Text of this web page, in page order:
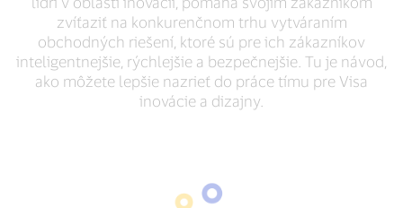
zvíťaziť na konkurenčnom trhu vytváraním
obchodných riešení, ktoré sú pre ich zákazníkov
inteligentnejšie, rýchlejšie a bezpečnejšie. Tu je návod,
ako môžete lepšie nazrieť do práce tímu pre Visa
inovácie a dizajny.